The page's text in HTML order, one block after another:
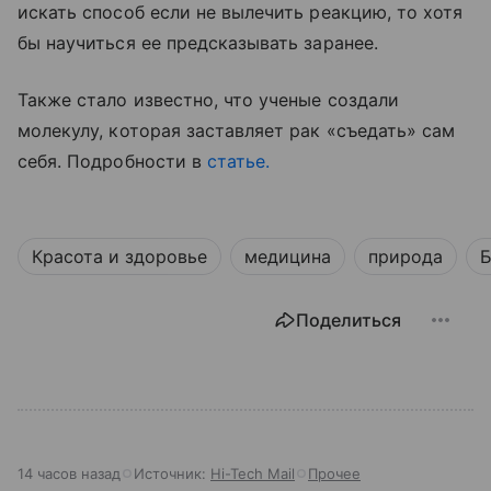
искать способ если не вылечить реакцию, то хотя
бы научиться ее предсказывать заранее.
Также стало известно, что ученые создали
молекулу, которая заставляет рак «съедать» сам
себя. Подробности в статье.
Красота и здоровье медицина природа
Поделиться
14 часов назад Источник: Hi-Tech Mail Прочее